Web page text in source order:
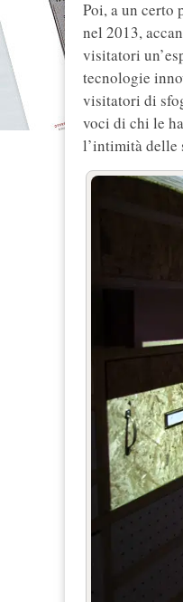
Poi, a un certo
nel 2013,
visitatori
tecnologie
visitatori di
voci di chi le
l’intimità delle